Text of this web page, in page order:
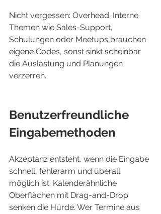
Nicht vergessen: Overhead. Interne
Themen wie Sales-Support,
Schulungen oder Meetups brauchen
eigene Codes, sonst sinkt scheinbar
die Auslastung und Planungen
verzerren.
Benutzerfreundliche
Eingabemethoden
Akzeptanz entsteht, wenn die Eingabe
schnell, fehlerarm und überall
möglich ist. Kalenderähnliche
Oberflächen mit Drag-and-Drop
senken die Hürde. Wer Termine aus